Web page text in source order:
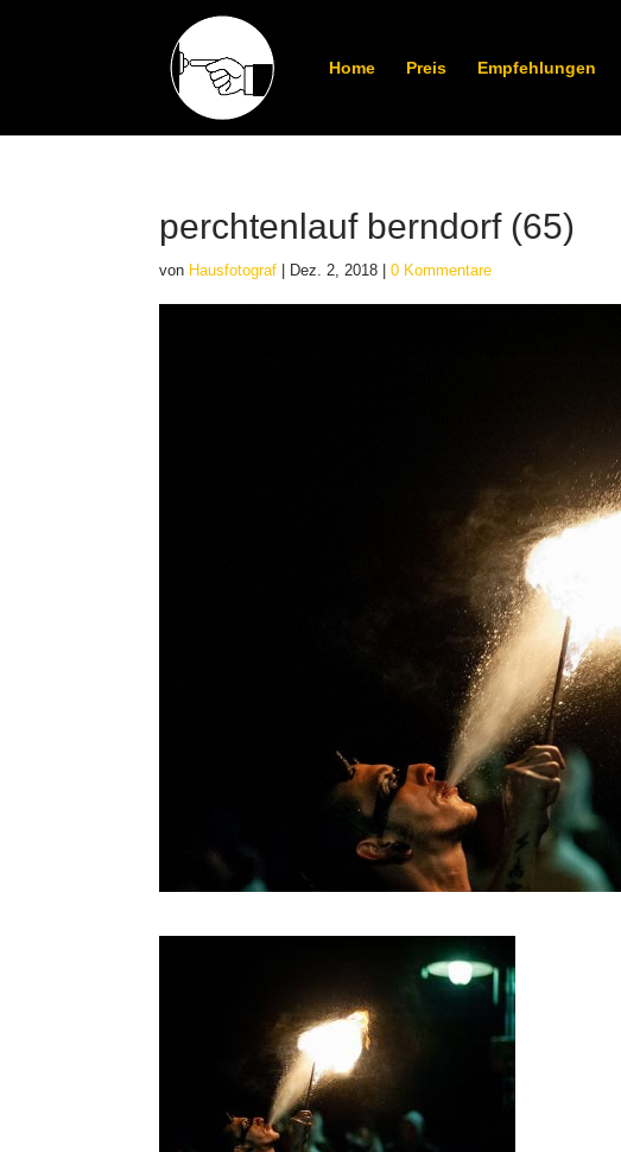
Home Preis Empfehlungen
perchtenlauf berndorf (65)
von Hausfotograf Dez. 2, 2018 |0 Kommentare